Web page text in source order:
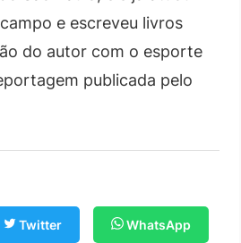
e escreveu livros
do autor com o esporte
publicada pelo
Twitter WhatsApp